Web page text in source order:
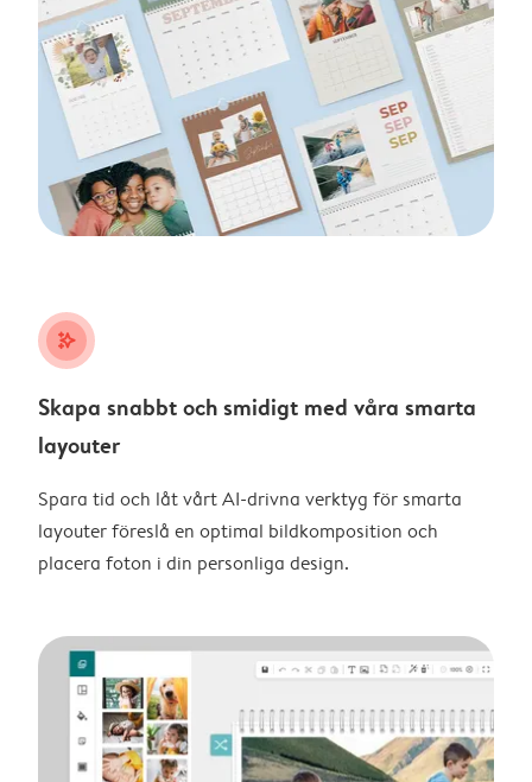
stars_plus
Skapa snabbt och smidigt med våra smarta
layouter
Spara tid och låt vårt AI-drivna verktyg för smarta
layouter föreslå en optimal bildkomposition och
placera foton i din personliga design.